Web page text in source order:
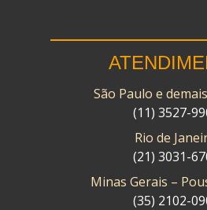
São Paulo e
(11) 3527-
Rio de
(21) 3031-
Minas Gerais –
(35) 2102-